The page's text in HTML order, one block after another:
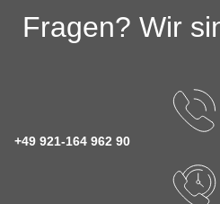
Fragen? Wir
+49 921-164 962 90